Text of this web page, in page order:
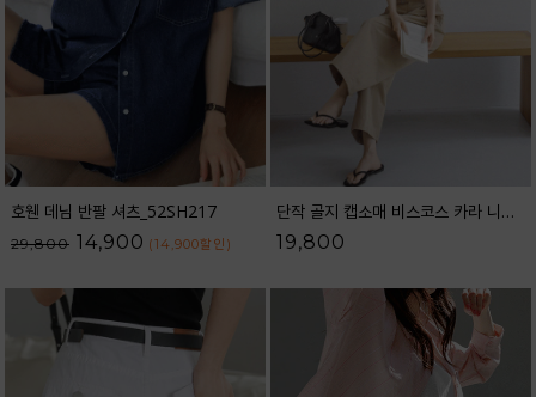
호웬 데님 반팔 셔츠_52SH217
29,800 14,900 (14,900할인 )
단작 골지 캡소매 비스코스 카라 니트_62KN2562
19,800